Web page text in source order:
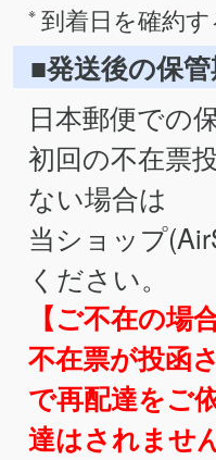
到着日を確約
■発送後の保
日本郵便での
初回の不在票
ない場合は
当ショップ
ください。
【ご不在の場
不在票が投函
で再配達をご
達はされませ